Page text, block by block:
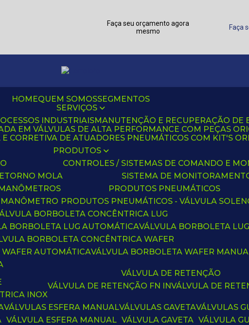
Faça seu orçamento agora
mesmo
Faça
HOME QUEM SOMOS
SEGMENTOS
SERVIÇOS
INDUSTRIAIS
MANUTENÇÃO E RECUPERAÇÃO
EM VÁLVULAS DE ALTA PERFORMANCE COM PEÇAS
E CORRETIVA DE ATUADORES PNEUMÁTICOS COM KIT'S
PRODUTOS
MOLA
CONTROLES / SISTEMAS DE COMANDO E
SISTEMA DE
MANÔMETROS
MANÔMETRO
PRODUTOS PNEUMÁTICOS
PRODUTOS PNEUMÁTICOS - VÁLVULA
BORBOLETA CONCÊNTRICA LUG
BORBOLETA LUG AUTOMÁTICA VÁLVULA BORBOLETA
BORBOLETA CONCÊNTRICA WAFER
WAFER AUTOMÁTICA VÁLVULA BORBOLETA WAFER
INOX
VÁLVULA DE RETENÇÃO
VÁLVULA DE RETENÇÃO FN IN VÁLVULA DE
VÁLVULAS ESFERA MANUAL
VÁLVULA ESFERA MANUAL
VÁLVULAS GAVETA
VÁLVULA GAVETA
VÁLVULAS
VÁLVULA